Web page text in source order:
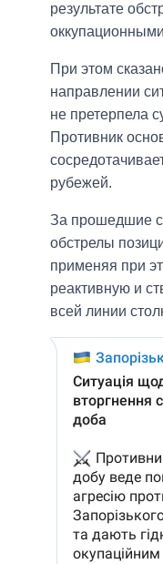
результате
При этом
направлении
не претерпела
Противник
рубежей.
За прошедшие
обстрелы
применяя при
реактивную и
всей линии